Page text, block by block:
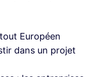
Européen
dans un projet